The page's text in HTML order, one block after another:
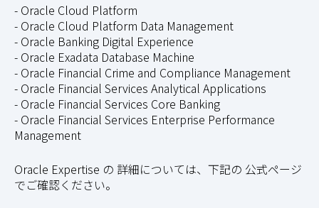
- Oracle Cloud Platform
- Oracle Cloud Platform Data Management
- Oracle Banking Digital Experience
- Oracle Exadata Database Machine
- Oracle Financial Crime and Compliance Management
- Oracle Financial Services Analytical Applications
- Oracle Financial Services Core Banking
- Oracle Financial Services Enterprise Performance
Management
Oracle Expertise の 詳細については、下記の 公式ページ
でご確認ください。